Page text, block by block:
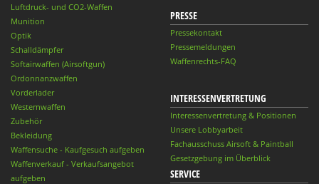
Luftdruck- und CO2-Waffen
Munition
Optik
Schalldämpfer
Softairwaffen (Airsoftgun)
Ordonnanzwaffen
Vorderlader
Westernwaffen
Zubehör
Bekleidung
Waffensuche - Kaufgesuch aufgeben
Waffenverkauf - Verkaufsangebot
aufgeben
PRESSE
Pressekontakt
Pressemeldungen
Waffenrechts-FAQ
INTERESSENVERTRETUNG
Interessenvertretung & Positionen
Unsere Lobbyarbeit
Fachausschuss Airsoft & Paintball
Gesetzgebung im Überblick
SERVICE